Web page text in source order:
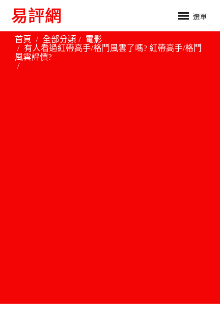
選單
首頁 全部分類
電影
有人看過紅帶高手/格鬥風雲了嗎? 紅帶高手/格鬥
風雲評價?